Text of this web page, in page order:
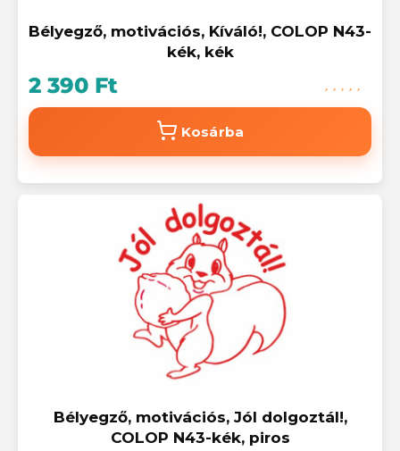
Bélyegző, motivációs, Kíváló!, COLOP N43-
kék, kék
2 390 Ft
Kosárba
Bélyegző, motivációs, Jól dolgoztál!,
COLOP N43-kék, piros